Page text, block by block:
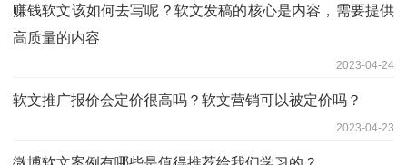
赚钱软文该如何去写呢？软文发稿的核心是内容，需要提供
高质量的内容
2023-04-24
软文推广报价会定价很高吗？软文营销可以被定价吗？
2023-04-23